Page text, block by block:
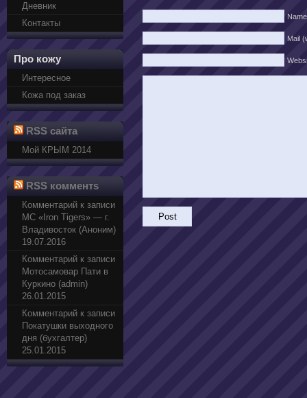
Дневник
Контакты
Про кожу
Интересное
Кожа под заказ
RSS сайта
Мой КРЫМ 2014
RSS комментs
Комментарий к записи
МС «Iron Tigers» — г.
Владивосток (Аноним)
19.07.2016
Комментарий к записи
Мотосамовар Пати в
Куркино (admin)
26.01.2015
Комментарий к записи
Покатушки выходного
дня (бухгалтер)
25.01.2015
Name
Mail